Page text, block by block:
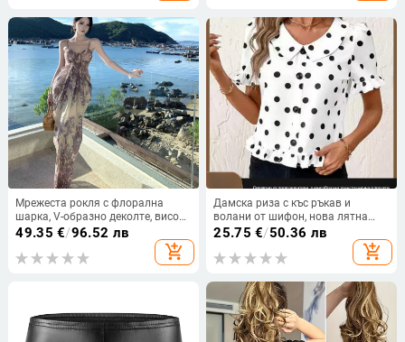
Мрежеста рокля с флорална
шарка, V-образно деколте, висока
талия, дълга летна рокля
49.35 €/96.52 лв
add_shopping_cart
Дамска риза с къс ръкав и
волани от шифон, нова лятна
блуза с яка тип кукла за 2025 г.,
сладка момичешка риза на точки
25.75 €/50.36 лв
add_shopping_cart